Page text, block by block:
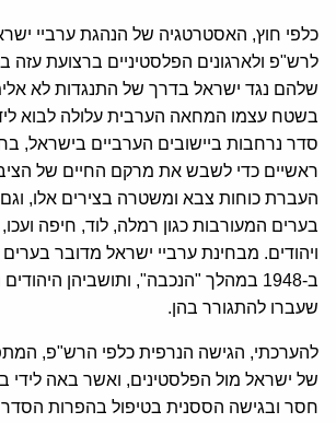
כלפי חוץ, האסטרטגיה של הנהגת ערביי
לרש"פ ולארגונים הפלסטיניים ברצועת
שלהם נגד ישראל בדרך של התנגדות לא
בשטח עצמו המחאה הערבית עלולה לבוא
סדר נרחבות ביישובים הערביים בישראל,
ראשיים כדי לשבש את מרקם החיים של
העברת כוחות צבא ומשטרה בצירים אלו,
בערים המעורבות כגון רמלה, לוד, חיפה
ויהודים. מבחינת ערביי ישראל מדובר
ב-1948 במהלך "הנכבה", ותושביהן
שעברו להתגורר בהן.
להערכתי, הגישה הנרפית כלפי הרש"פ,
של ישראל מול הפלסטינים, ואשר באה לידי
חסר ובגישה הססנית בטיפול בהפרות